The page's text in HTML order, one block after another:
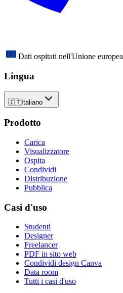
Dati ospitati nell'Unione europea
Lingua
🇮🇹Italiano
Prodotto
Carica
Visualizzatore
Ospita
Condividi
Distribuzione
Pubblica
Casi d'uso
Studenti
Designer
Freelancer
PDF in sito web
Condividi design Canva
Data room
Tutti i casi d'uso